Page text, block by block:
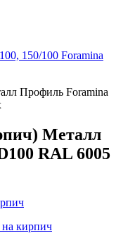
150/100 Foramina
Профиль Foramina
Металл
RAL 6005